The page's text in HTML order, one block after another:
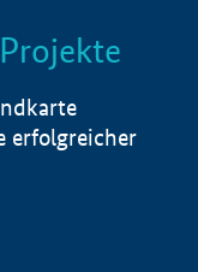
Info
erfolgreicher